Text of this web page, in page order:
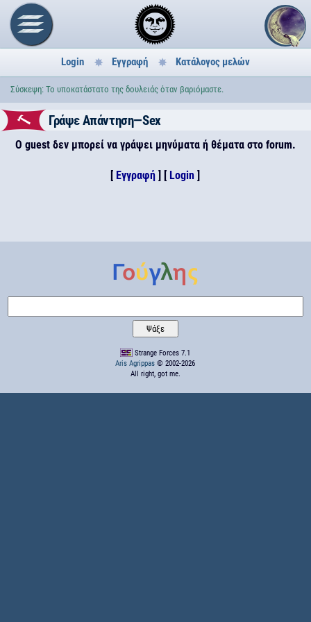
Login Εγγραφή Κατάλογος μελών
Σύσκεψη: Το υποκατάστατο της δουλειάς όταν βαριόμαστε.
Γράψε Απάντηση—Sex
Ο guest δεν μπορεί να γράψει μηνύματα ή θέματα στο forum.
[ Εγγραφή ] [ Login ]
Strange Forces 7.1
Aris Agrippas © 2002-2026
All right, got me.